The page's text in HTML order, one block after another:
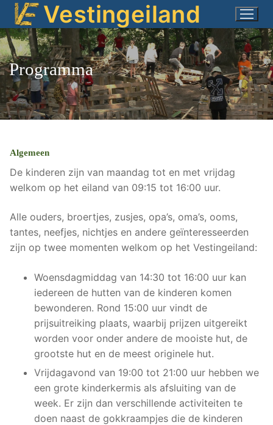
naar
de
inhoud
Vestingeiland
Programma
Algemeen
De kinderen zijn van maandag tot en met vrijdag
welkom op het eiland van 09:15 tot 16:00 uur.
Alle ouders, broertjes, zusjes, opa’s, oma’s, ooms,
tantes, neefjes, nichtjes en andere geïnteresseerden
zijn op twee momenten welkom op het Vestingeiland:
Woensdagmiddag van 14:30 tot 16:00 uur kan
iedereen de hutten van de kinderen komen
bewonderen. Rond 15:00 uur vindt de
prijsuitreiking plaats, waarbij prijzen uitgereikt
worden voor onder andere de mooiste hut, de
grootste hut en de meest originele hut.
Vrijdagavond van 19:00 tot 21:00 uur hebben we
een grote kinderkermis als afsluiting van de
week. Er zijn dan verschillende activiteiten te
doen naast de gokkraampjes die de kinderen